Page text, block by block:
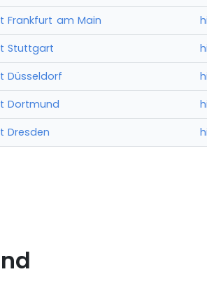
Frankfurt am Main
Stuttgart
Düsseldorf
Dortmund
Dresden